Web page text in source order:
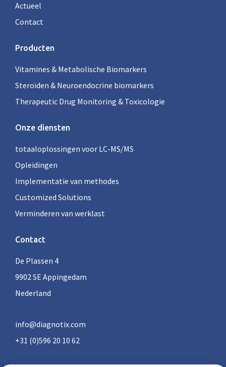
Actueel
Contact
Producten
Vitamines & Metabolische Biomarkers
Steroïden & Neuroendocrine biomarkers
Therapeutic Drug Monitoring & Toxicologie
Onze diensten
totaaloplossingen voor LC-MS/MS
Opleidingen
Implementatie van methodes
Customized Solutions
Verminderen van werklast
Contact
De Plassen 4
9902 SE Appingedam
Nederland
info@diagnotix.com
+31 (0)596 20 10 62